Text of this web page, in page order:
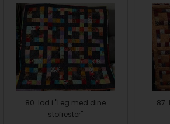
80. lod i "Leg med dine
stofrester"
87.